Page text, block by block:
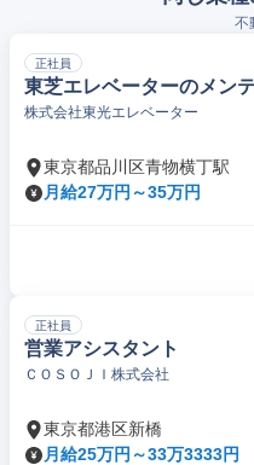
不
正社員
東芝エレベーターのメン
株式会社東光エレベーター
東京都品川区青物横丁駅
月給27万円～35万円
正社員
営業アシスタント
ＣＯＳＯＪＩ株式会社
東京都港区新橋
月給25万円～33万3333円